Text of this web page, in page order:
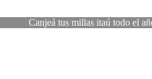
Canjeá tus millas itaú todo el